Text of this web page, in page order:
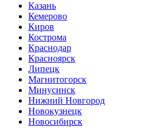
Казань
Кемерово
Киров
Кострома
Краснодар
Красноярск
Липецк
Магнитогорск
Минусинск
Нижний Новгород
Новокузнецк
Новосибирск